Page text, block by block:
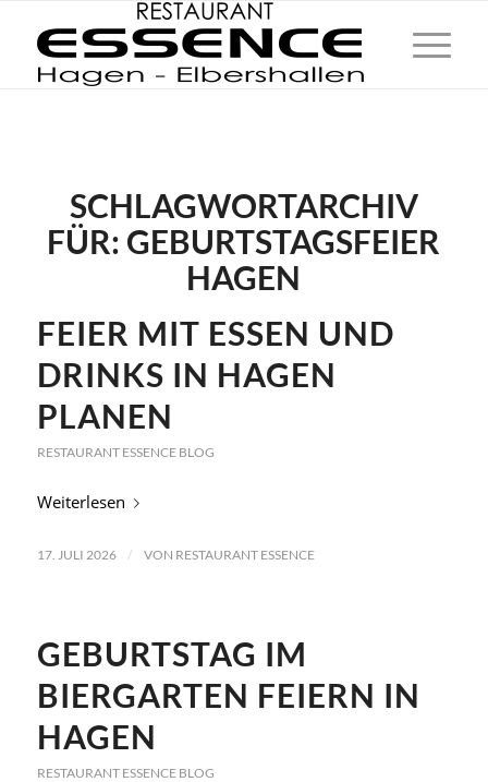
SCHLAGWORTARCHIV
FÜR: GEBURTSTAGSFEIER
HAGEN
FEIER MIT ESSEN UND
DRINKS IN HAGEN
PLANEN
RESTAURANT ESSENCE BLOG
Weiterlesen
17. JULI 2026 / VON RESTAURANT ESSENCE
GEBURTSTAG IM
BIERGARTEN FEIERN IN
HAGEN
RESTAURANT ESSENCE BLOG